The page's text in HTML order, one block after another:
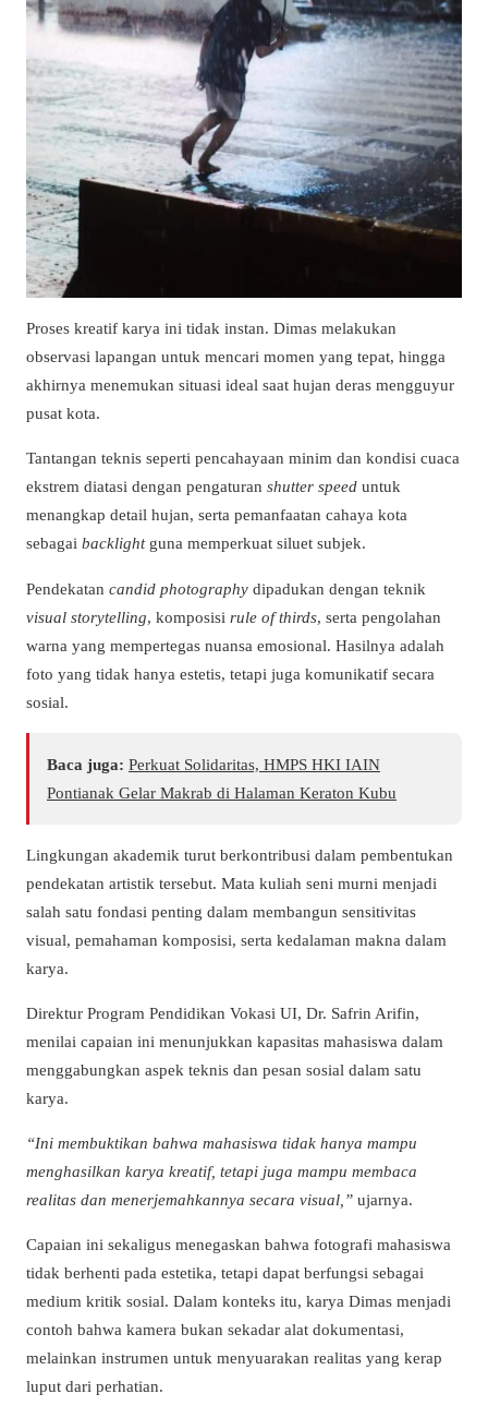
Proses kreatif karya ini tidak instan. Dimas melakukan
observasi lapangan untuk mencari momen yang tepat, hingga
akhirnya menemukan situasi ideal saat hujan deras mengguyur
pusat kota.
Tantangan teknis seperti pencahayaan minim dan kondisi cuaca
ekstrem diatasi dengan pengaturan shutter speed untuk
menangkap detail hujan, serta pemanfaatan cahaya kota
sebagai backlightguna memperkuat siluet subjek.
Pendekatan candid photography dipadukan dengan teknik
visual storytelling, komposisi rule of thirds, serta pengolahan
warna yang mempertegas nuansa emosional. Hasilnya adalah
foto yang tidak hanya estetis, tetapi juga komunikatif secara
sosial.
Baca juga: Perkuat Solidaritas, HMPS HKI IAIN
Pontianak Gelar Makrab di Halaman Keraton Kubu
Lingkungan akademik turut berkontribusi dalam pembentukan
pendekatan artistik tersebut. Mata kuliah seni murni menjadi
salah satu fondasi penting dalam membangun sensitivitas
visual, pemahaman komposisi, serta kedalaman makna dalam
karya.
Direktur Program Pendidikan Vokasi UI, Dr. Safrin Arifin,
menilai capaian ini menunjukkan kapasitas mahasiswa dalam
menggabungkan aspek teknis dan pesan sosial dalam satu
karya.
“Ini membuktikan bahwa mahasiswa tidak hanya mampu
menghasilkan karya kreatif, tetapi juga mampu membaca
realitas dan menerjemahkannya secara visual,” ujarnya.
Capaian ini sekaligus menegaskan bahwa fotografi mahasiswa
tidak berhenti pada estetika, tetapi dapat berfungsi sebagai
medium kritik sosial. Dalam konteks itu, karya Dimas menjadi
contoh bahwa kamera bukan sekadar alat dokumentasi,
melainkan instrumen untuk menyuarakan realitas yang kerap
luput dari perhatian.